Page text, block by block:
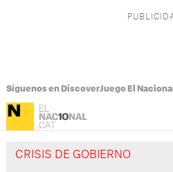
Síguenos en DiscoverJuego El Nacional
CRISIS DE GOBIERNO